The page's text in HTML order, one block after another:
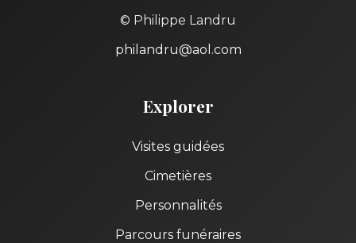
© Philippe Landru
philandru@aol.com
Explorer
Visites guidées
Cimetières
Personnalités
Parcours funéraires